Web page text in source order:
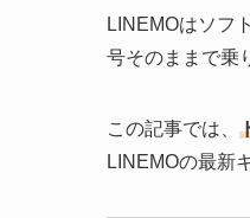
LINEMOはソフ
号そのままで乗
この記事では、
LINEMOの最新